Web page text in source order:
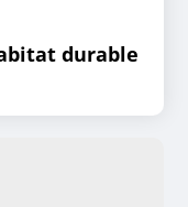
durable